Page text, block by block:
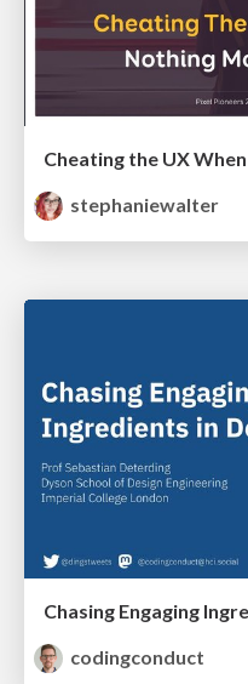
stephaniewalter
Chasing Engaging
codingconduct